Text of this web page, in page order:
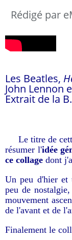
Rédigé par
Les Beatles,
John Lennon
Extrait de la
Le titre de
résumer l'idée
ce collage dont
Un peu d'hier et
peu de
mouvement
de l'avant et de
Finalement le